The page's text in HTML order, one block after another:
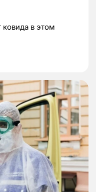
ковида в этом